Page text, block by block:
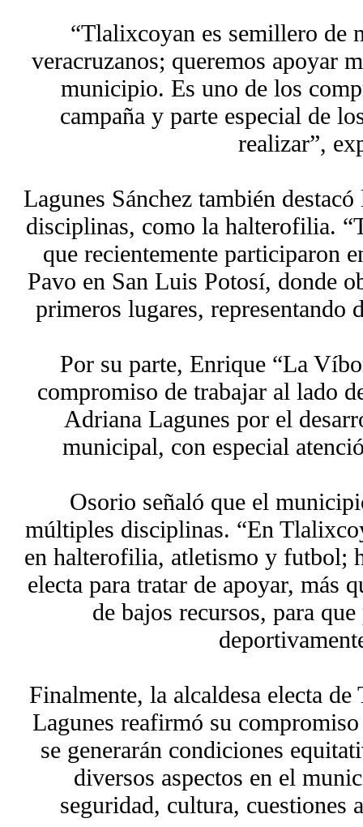
“Tlalixcoyan es semillero de
veracruzanos; queremos apoyar
municipio. Es uno de los
campaña y parte especial de
realizar”,
Lagunes Sánchez también
disciplinas, como la halterofilia.
que recientemente participaron
Pavo en San Luis Potosí, donde
primeros lugares, representando
Por su parte, Enrique “La
compromiso de trabajar al lado
Adriana Lagunes por el
municipal, con especial
Osorio señaló que el
múltiples disciplinas. “En
en halterofilia, atletismo y futbol;
electa para tratar de apoyar, más
de bajos recursos, para
Finalmente, la alcaldesa electa
Lagunes reafirmó su
se generarán condiciones
diversos aspectos en el
seguridad, cultura, cuestiones